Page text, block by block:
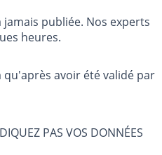
publiée. Nos experts
heures.
avoir été validé par
PAS VOS DONNÉES